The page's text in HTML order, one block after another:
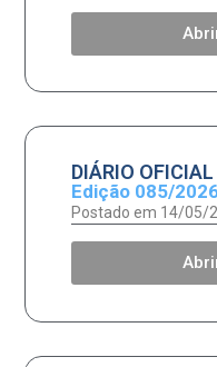
DIÁRIO
Edição 085/
Postado em 14/05/